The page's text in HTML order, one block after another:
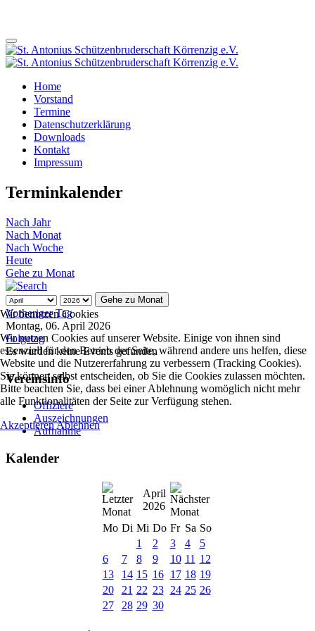
Home
Vorstand
Termine
Datenschutzerklärung
Downloads
Kontakt
Impressum
Terminkalender
Nach Jahr
Nach Monat
Nach Woche
Heute
Gehe zu Monat
Gehe zu Monat
Vorheriger Tag
Montag, 06. April 2026
Folgetag
Es wurden keine Events gefunden
Vereinsinfo
Offiziere
Auszeichnungen
Aufnahme
Kalender
April
2026
Mo Di Mi Do Fr Sa So
1
2 3 4
5
6
7 8 9 10 11 12
13
14 15 16 17 18 19
20
21 22 23 24 25 26
27
28 29 30
Wir benutzen Cookies
Wir nutzen Cookies auf unserer Website. Einige von ihnen sind
essenziell für den Betrieb der Seite, während andere uns helfen, diese
Website und die Nutzererfahrung zu verbessern (Tracking Cookies).
Sie können selbst entscheiden, ob Sie die Cookies zulassen möchten.
Bitte beachten Sie, dass bei einer Ablehnung womöglich nicht mehr
alle Funktionalitäten der Seite zur Verfügung stehen.
AkzeptierenAblehnen